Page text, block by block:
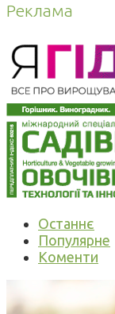
Реклама
Останнє
Популярне
Коменти